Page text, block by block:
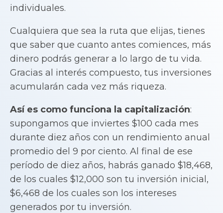
individuales.
Cualquiera que sea la ruta que elijas, tienes
que saber que cuanto antes comiences, más
dinero podrás generar a lo largo de tu vida.
Gracias al interés compuesto, tus inversiones
acumularán cada vez más riqueza.
Así es como funciona la capitalización:
supongamos que inviertes $100 cada mes
durante diez años con un rendimiento anual
promedio del 9 por ciento. Al final de ese
período de diez años, habrás ganado $18,468,
de los cuales $12,000 son tu inversión inicial,
$6,468 de los cuales son los intereses
generados por tu inversión.